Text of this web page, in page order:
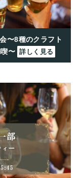
〜8種のクラフト
〜 詳しく見る